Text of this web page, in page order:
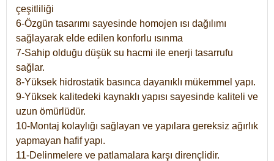
çeşitliliği
6-Özgün tasarımı sayesinde homojen ısı dağılımı
sağlayarak elde edilen konforlu ısınma
7-Sahip olduğu düşük su hacmi ile enerji tasarrufu
sağlar.
8-Yüksek hidrostatik basınca dayanıklı mükemmel yapı.
9-Yüksek kalitedeki kaynaklı yapısı sayesinde kaliteli ve
uzun ömürlüdür.
10-Montaj kolaylığı sağlayan ve yapılara gereksiz ağırlık
yapmayan hafif yapı.
11-Delinmelere ve patlamalara karşı dirençlidir.